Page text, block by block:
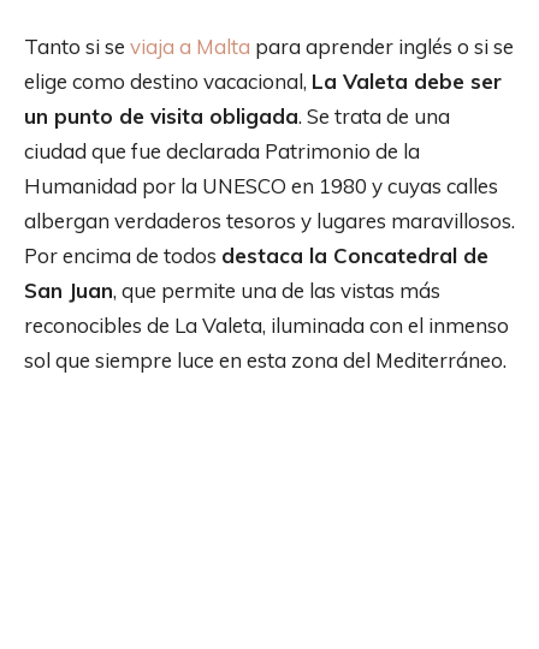
Tanto si se viaja a Malta para aprender inglés o si se
elige como destino vacacional, La Valeta debe ser
un punto de visita obligada. Se trata de una
ciudad que fue declarada Patrimonio de la
Humanidad por la UNESCO en 1980 y cuyas calles
albergan verdaderos tesoros y lugares maravillosos.
Por encima de todos destaca la Concatedral de
San Juan, que permite una de las vistas más
reconocibles de La Valeta, iluminada con el inmenso
sol que siempre luce en esta zona del Mediterráneo.